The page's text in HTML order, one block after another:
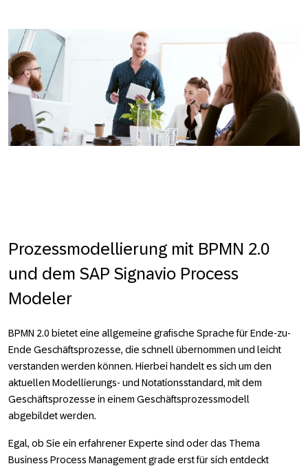
Prozessmodellierung mit BPMN 2.0
und dem SAP Signavio Process
Modeler
BPMN 2.0 bietet eine allgemeine grafische Sprache für Ende-zu-
Ende Geschäftsprozesse, die schnell übernommen und leicht
verstanden werden können. Hierbei handelt es sich um den
aktuellen Modellierungs- und Notationsstandard, mit dem
Geschäftsprozesse in einem Geschäftsprozessmodell
abgebildet werden.
Egal, ob Sie ein erfahrener Experte sind oder das Thema
Business Process Management grade erst für sich entdeckt